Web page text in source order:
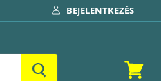
BEJELENTKEZÉS